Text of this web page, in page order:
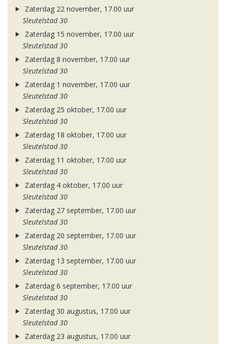
Zaterdag 22 november, 17.00 uur
Sleutelstad 30
Zaterdag 15 november, 17.00 uur
Sleutelstad 30
Zaterdag 8 november, 17.00 uur
Sleutelstad 30
Zaterdag 1 november, 17.00 uur
Sleutelstad 30
Zaterdag 25 oktober, 17.00 uur
Sleutelstad 30
Zaterdag 18 oktober, 17.00 uur
Sleutelstad 30
Zaterdag 11 oktober, 17.00 uur
Sleutelstad 30
Zaterdag 4 oktober, 17.00 uur
Sleutelstad 30
Zaterdag 27 september, 17.00 uur
Sleutelstad 30
Zaterdag 20 september, 17.00 uur
Sleutelstad 30
Zaterdag 13 september, 17.00 uur
Sleutelstad 30
Zaterdag 6 september, 17.00 uur
Sleutelstad 30
Zaterdag 30 augustus, 17.00 uur
Sleutelstad 30
Zaterdag 23 augustus, 17.00 uur